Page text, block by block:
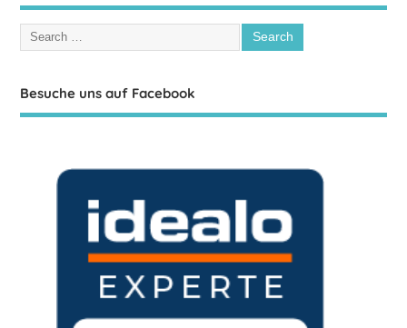
Besuche uns auf Facebook